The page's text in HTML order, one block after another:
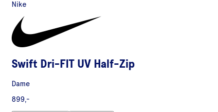
Nike
Swift Dri-FIT UV Half-Zip
Dame
899,-